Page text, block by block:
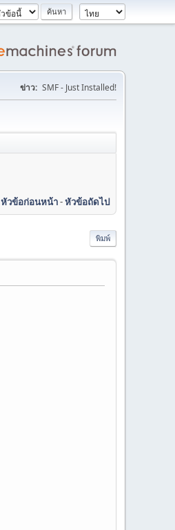
ข่าว: SMF - Just Installed!
หัวข้อก่อนหน้า-หัวข้อถัดไป
พิมพ์